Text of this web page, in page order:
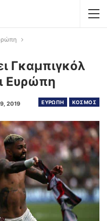
Γκαμπιγκόλ
Ευρώπη
ΕΥΡΩΠΗ ΚΟΣΜΟΣ
2019